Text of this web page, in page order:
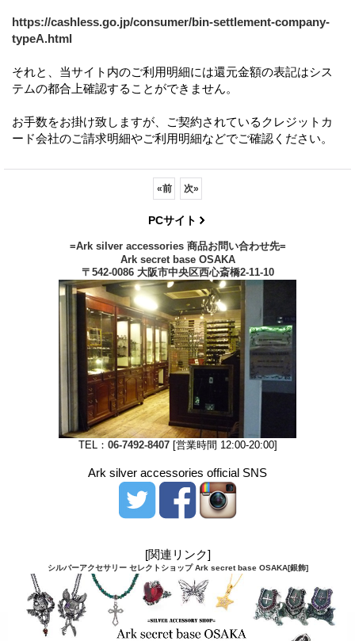
https://cashless.go.jp/consumer/bin-settlement-company-
typeA.html
それと、当サイト内のご利用明細には還元金額の表記はシス
テムの都合上確認することができません。
お手数をお掛け致しますが、ご契約されているクレジットカ
ード会社のご請求明細やご利用明細などでご確認ください。
«前 次»
PCサイト
=Ark silver accessories 商品お問い合わせ先=
Ark secret base OSAKA
〒542-0086 大阪市中央区西心斎橋2-11-10
TEL： 06-7492-8407[営業時間 12:00-20:00]
Ark silver accessories official SNS
[関連リンク]
シルバーアクセサリー セレクトショップ Ark secret base OSAKA[銀飾]